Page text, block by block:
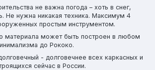
не важна погода – хоть в снег,
Не нужна никакая техника. Максимум 4
простым инструментом.
материала может быть построен в любом
до Рококо.
- долговечнее всех каркасных и
сейчас в России.